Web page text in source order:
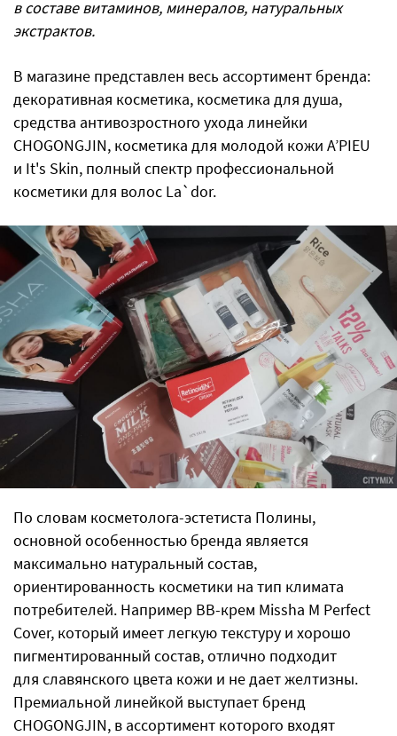
в составе витаминов, минералов, натуральных
экстрактов.
В магазине представлен весь ассортимент бренда:
декоративная косметика, косметика для душа,
средства антивозростного ухода линейки
CHOGONGJIN, косметика для молодой кожи A’PIEU
и It's Skin, полный спектр профессиональной
косметики для волос La`dor.
По словам косметолога-эстетиста Полины,
основной особенностью бренда является
максимально натуральный состав,
ориентированность косметики на тип климата
потребителей. Например ВВ-крем Missha M Perfect
Cover, который имеет легкую текстуру и хорошо
пигментированный состав, отлично подходит
для славянского цвета кожи и не дает желтизны.
Премиальной линейкой выступает бренд
CHOGONGJIN, в ассортимент которого входят